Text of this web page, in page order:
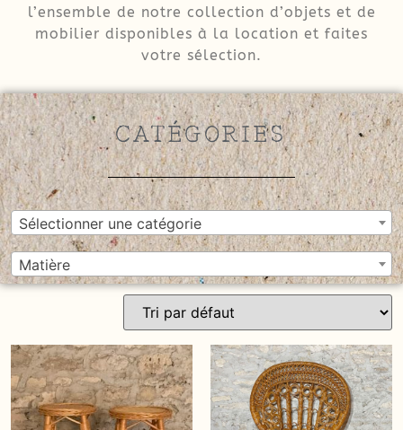
l’ensemble de notre collection d’objets et de
mobilier disponibles à la location et faites
votre sélection.
CATÉGORIES
Sélectionner une catégorie
Matière